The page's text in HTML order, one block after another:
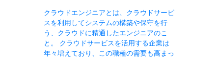
クラウドエンジニアとは、クラウドサービ
スを利用してシステムの構築や保守を行
う、クラウドに精通したエンジニアのこ
と。 クラウドサービスを活用する企業は
年々増えており、この職種の需要も高まっ